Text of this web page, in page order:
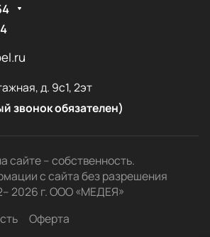
д. 9с1, 2эт
звонок обязателен)
сайте – собственность.
с сайта без разрешения
2026 г. ООО «МЕДЕЯ»
Оферта